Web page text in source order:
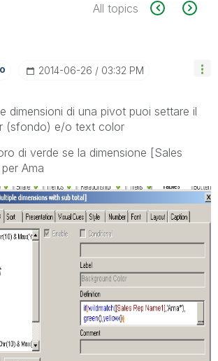
All topics
‎2014-06-26 03:32 PM
dimensioni di una pivot puoi settare il
(sfondo) e/o text color
di verde se la dimensione [Sales
Ama